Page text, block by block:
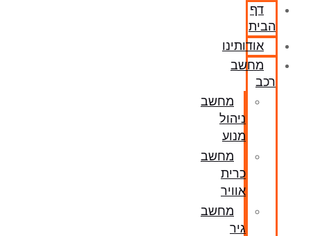
דף
הבית
אודותינו
מחשב
רכב
מחשב
ניהול
מנוע
מחשב
כרית
אוויר
מחשב
גיר